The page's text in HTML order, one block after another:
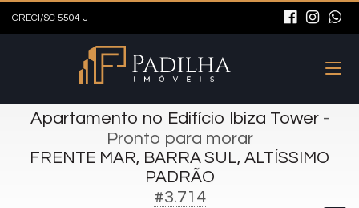
CRECI/SC 5504-J
Apartamento no Edifício Ibiza Tower-
Pronto para morar
FRENTE MAR, BARRA SUL, ALTÍSSIMO
PADRÃO
#3.714